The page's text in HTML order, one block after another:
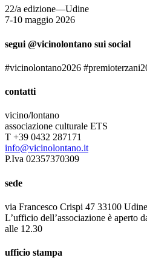
22/a edizione—Udine
7-10 maggio 2026
segui @vicinolontano sui social
#vicinolontano2026
contatti
vicino/lontano
associazione culturale ETS
T +39 0432 287171
info@vicinolontano.it
P.Iva 02357370309
sede
via Francesco Crispi 47 33100 Udine
L’ufficio dell’associazione è aperto
alle 12.30
ufficio stampa